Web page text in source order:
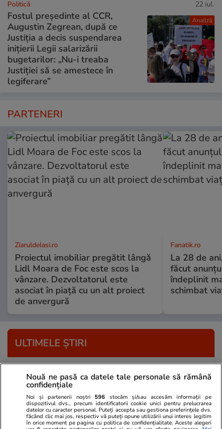
Analiză
Politică 22 iul.
Fostul președinte al CCR,
Augustin Zegrean, după ce
Justiția a decis suspendarea
inițierii Legii salarizării
bugetarilor: „Nu-i treaba
Justiției să se amestece în
legiferare”
PARTENERI
ZiaruldeIasi.ro
Proiectul imobiliar pregătit lângă
Lidl Moara de Foc este scos la
vânzare. Dezvoltatorul este
asociat în piață cu un alt proiect
de anvergură
Fanatik.ro
La 28 de
făcut
îndeplinit
schimbat
ULTIMELE ȘTIRI
Tinerii din Generația Z dau vina pe părinți când
ceva merge prost în viața lor: „Propriii mei
părinți m-au dezamăgit”
Nouă ne pasă ca datele tale personale să rămână
confidențiale
Noi și partenerii noștri 596 stocăm și/sau accesăm informații pe
dispozitivul dvs., precum identificatorii cookie unici pentru prelucrarea
datelor cu caracter personal. Puteți accepta sau gestiona preferințele dvs.
făcând clic mai jos, respectiv vă puteți opune utilizării unui interes legitim
în orice moment pe pagina cu politica de confidențialitate. Aceste alegeri